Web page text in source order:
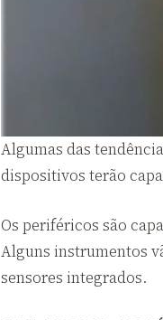
Algumas das
dispositivos terão
Os periféricos são
Alguns instrumentos
sensores integrados.